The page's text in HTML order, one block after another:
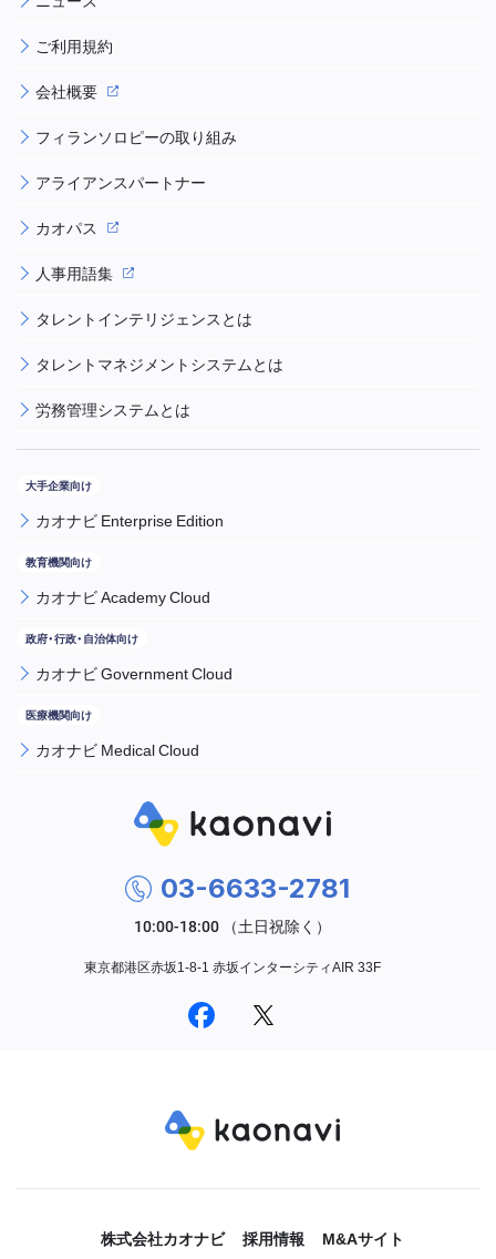
ご利用規約
会社概要
フィランソロピーの取り組み
アライアンスパートナー
カオパス
人事用語集
タレントインテリジェンスとは
タレントマネジメントシステムとは
労務管理システムとは
カオナビ Enterprise Edition
カオナビ Academy Cloud
カオナビ Government Cloud
カオナビ Medical Cloud
03-6633-2781
東京都港区赤坂1-8-1 赤坂インターシティAIR 33F
株式会社カオナビ 採用情報 M&Aサイト